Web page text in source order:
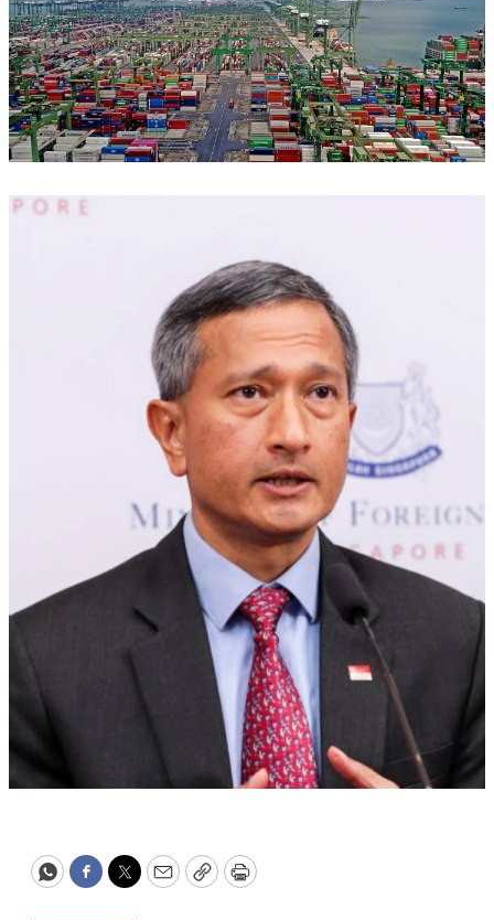
WhatsApp
Facebook
Twitter
EmailCopyPrint